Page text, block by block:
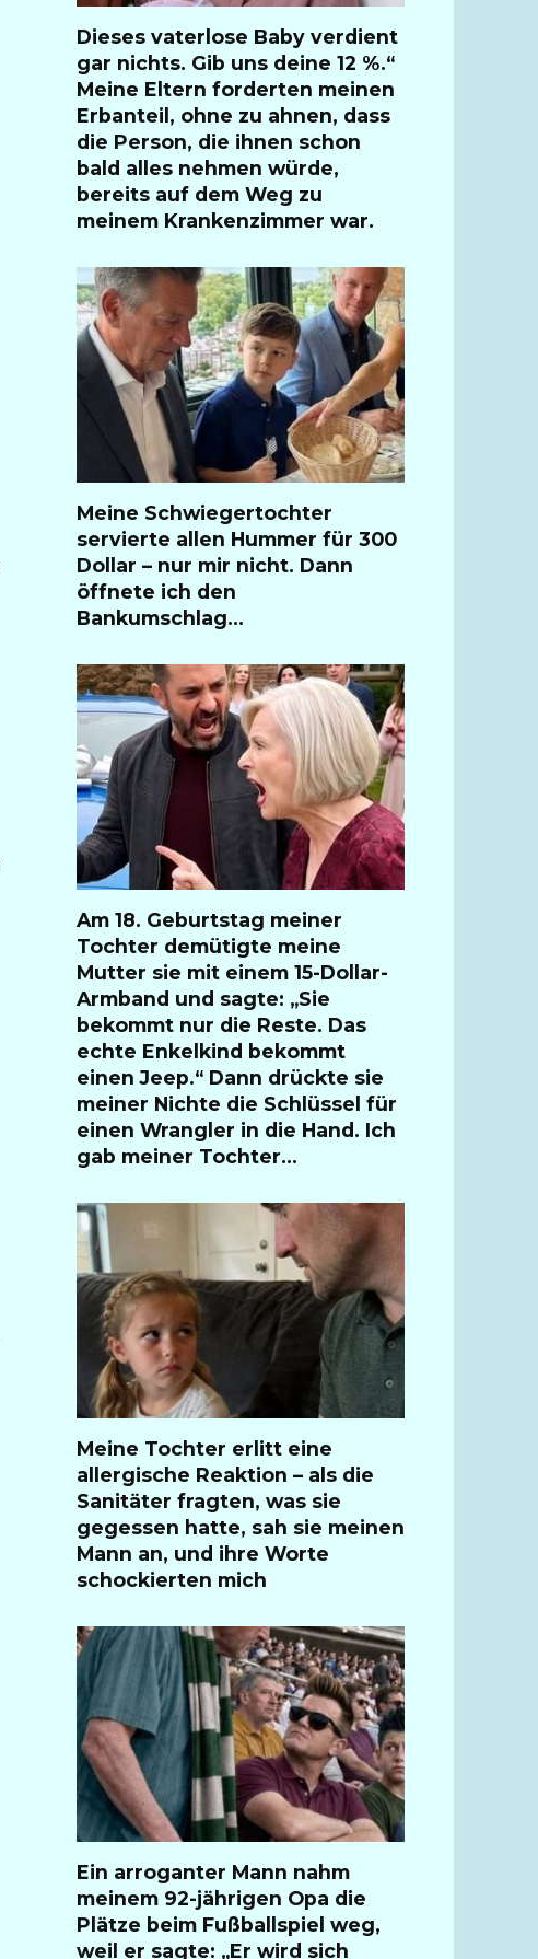
Dieses vaterlose Baby verdient
gar nichts. Gib uns deine 12 %.“
Meine Eltern forderten meinen
Erbanteil, ohne zu ahnen, dass
die Person, die ihnen schon
bald alles nehmen würde,
bereits auf dem Weg zu
meinem Krankenzimmer war.
Meine Schwiegertochter
servierte allen Hummer für 300
Dollar – nur mir nicht. Dann
öffnete ich den
Bankumschlag…
Am 18. Geburtstag meiner
Tochter demütigte meine
Mutter sie mit einem 15-Dollar-
Armband und sagte: „Sie
bekommt nur die Reste. Das
echte Enkelkind bekommt
einen Jeep.“ Dann drückte sie
meiner Nichte die Schlüssel für
einen Wrangler in die Hand. Ich
gab meiner Tochter…
Meine Tochter erlitt eine
allergische Reaktion – als die
Sanitäter fragten, was sie
gegessen hatte, sah sie meinen
Mann an, und ihre Worte
schockierten mich
Ein arroganter Mann nahm
meinem 92-jährigen Opa die
Plätze beim Fußballspiel weg,
weil er sagte: „Er wird sich